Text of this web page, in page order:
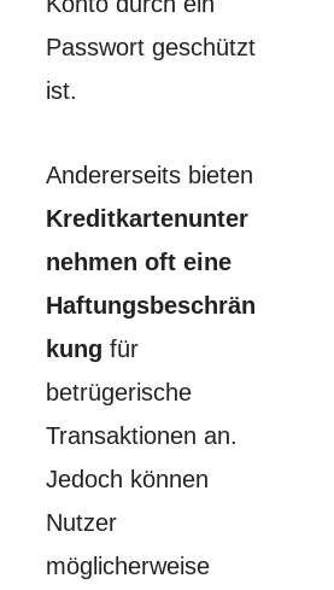
Passwort geschützt
ist.
Andererseits bieten
Kreditkartenunter
nehmen oft eine
Haftungsbeschrän
kung für
betrügerische
Transaktionen an.
Jedoch können
Nutzer
möglicherweise